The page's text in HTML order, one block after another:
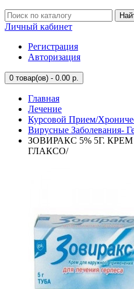
Личный кабинет
Регистрация
Авторизация
0 товар(ов) - 0.00 р.
Главная
Лечение
Курсовой Прием/
Вирусные Заболевания-
ЗОВИРАКС 5% 5Г.
ГЛАКСО/